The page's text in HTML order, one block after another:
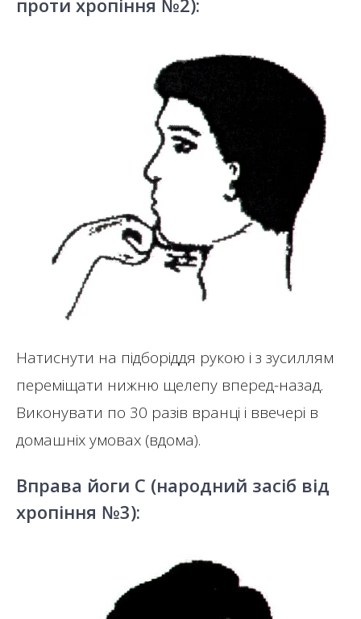
проти хропіння №2):
Натиснути на підборіддя рукою і з зусиллям
переміщати нижню щелепу вперед-назад.
Виконувати по 30 разів вранці і ввечері в
домашніх умовах (вдома).
Вправа йоги C (народний засіб від
хропіння №3):